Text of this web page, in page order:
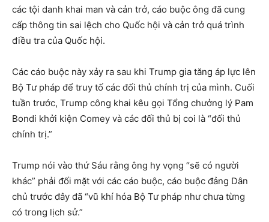
các tội danh khai man và cản trở, cáo buộc ông đã cung
cấp thông tin sai lệch cho Quốc hội và cản trở quá trình
điều tra của Quốc hội.
Các cáo buộc này xảy ra sau khi Trump gia tăng áp lực lên
Bộ Tư pháp để truy tố các đối thủ chính trị của mình. Cuối
tuần trước, Trump công khai kêu gọi Tổng chưởng lý Pam
Bondi khởi kiện Comey và các đối thủ bị coi là “đối thủ
chính trị.”
Trump nói vào thứ Sáu rằng ông hy vọng “sẽ có người
khác” phải đối mặt với các cáo buộc, cáo buộc đảng Dân
chủ trước đây đã “vũ khí hóa Bộ Tư pháp như chưa từng
có trong lịch sử.”